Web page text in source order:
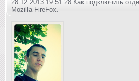
28.12.2013 19:51:28 Как подключить
Mozilla FireFox.